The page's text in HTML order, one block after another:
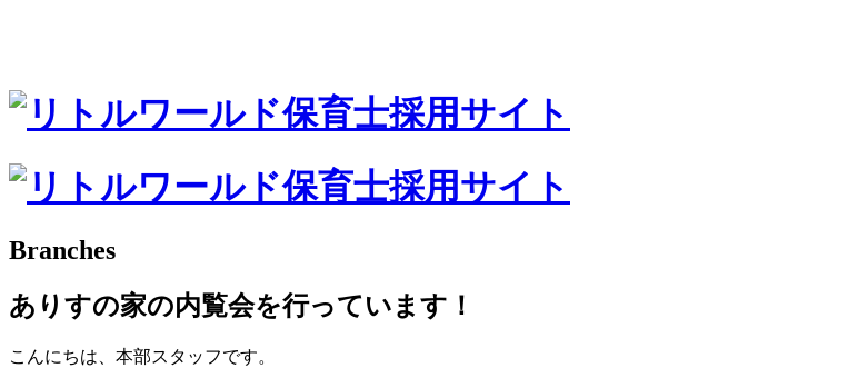
Branches
ありすの家の内覧会を行っています！
こんにちは、本部スタッフです。